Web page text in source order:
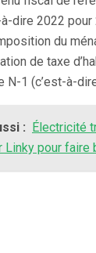
à-dire 2022 pour
du
de taxe
N-1 (c’est-à-
: Électricité
Linky pour faire